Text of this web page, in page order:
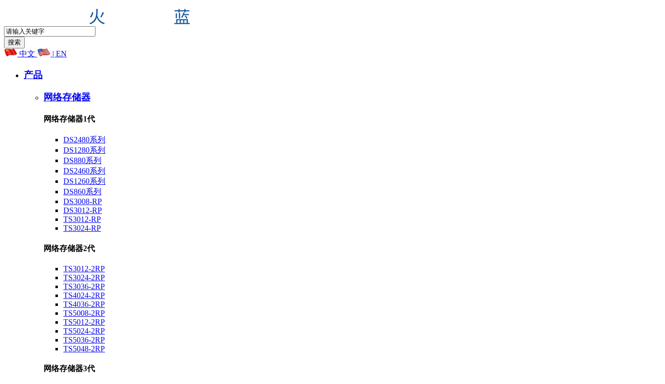
中文 | EN
产品
网络存储器
网络存储器1代
DS2480系列
DS1280系列
DS880系列
DS2460系列
DS1260系列
DS860系列
DS3008-RP
DS3012-RP
TS3012-RP
TS3024-RP
网络存储器2代
TS3012-2RP
TS3024-2RP
TS3036-2RP
TS4024-2RP
TS4036-2RP
TS5008-2RP
TS5012-2RP
TS5024-2RP
TS5036-2RP
TS5048-2RP
网络存储器3代